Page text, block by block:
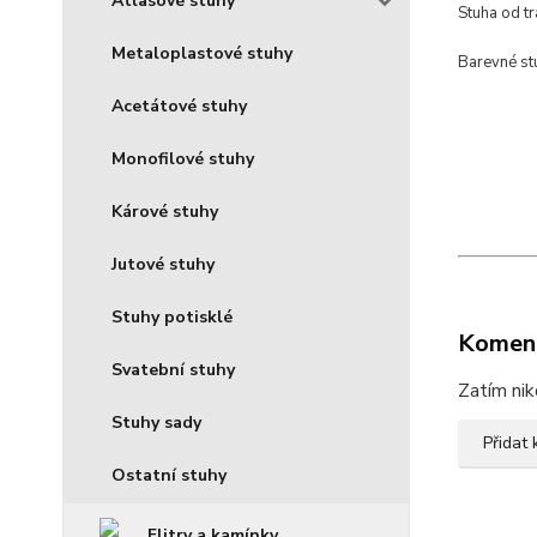
Metaloplastové stuhy
Acetátové stuhy
Monofilové stuhy
Kárové stuhy
Jutové stuhy
Stuhy potisklé
Svatební stuhy
Stuhy sady
Ostatní stuhy
Stuha od
Barevné
Zatím
Přidat